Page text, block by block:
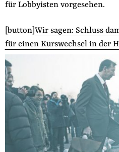
für Lobbyisten vorgesehen.
[button] Wir sagen: Schluss
für einen Kurswechsel in der